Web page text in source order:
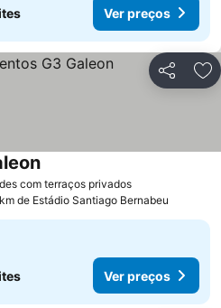
Ver preços
Partilhar
com terraços privadosVer preços
Ver preços
de Estádio Santiago Bernabeu
Ver preços